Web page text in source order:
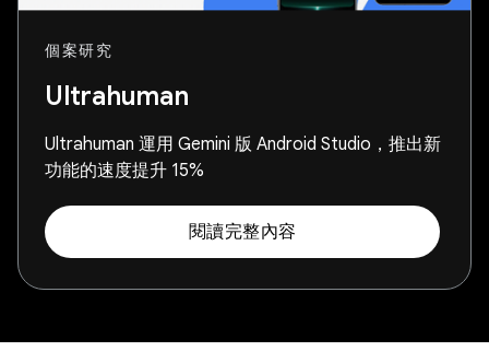
個案研究
Ultrahuman
Ultrahuman 運用 Gemini 版 Android Studio，推出新
功能的速度提升 15%
閱讀完整內容